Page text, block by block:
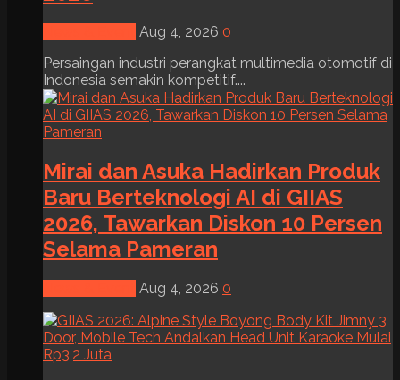
Aug 4, 2026 0
Persaingan industri perangkat multimedia otomotif di
Indonesia semakin kompetitif....
Mirai dan Asuka Hadirkan Produk
Baru Berteknologi AI di GIIAS
2026, Tawarkan Diskon 10 Persen
Selama Pameran
Aug 4, 2026 0